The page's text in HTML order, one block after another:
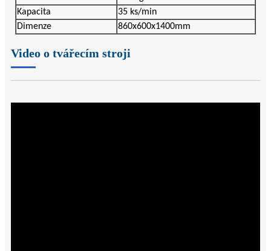
Kapacita
35 ks/min
Dimenze
860x600x1400mm
Video o tvářecím stroji